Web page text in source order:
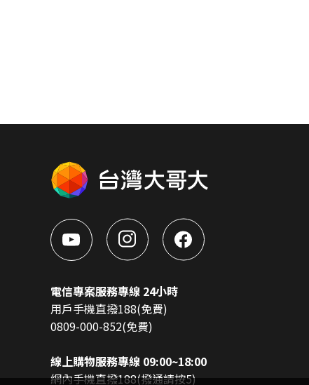
電信專案服務專線 24小時
用戶手機直撥188(免費)
0809-000-852(免費)
線上購物服務專線 09:00~18:00
網內手機直撥188(撥通請按5)